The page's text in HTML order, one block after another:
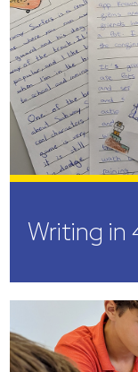
Writing in